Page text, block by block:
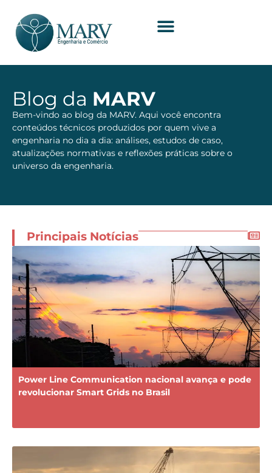
Blog da MARV
Bem-vindo ao blog da MARV. Aqui você encontra
conteúdos técnicos produzidos por quem vive a
engenharia no dia a dia: análises, estudos de caso,
atualizações normativas e reflexões práticas sobre o
universo da engenharia.
Principais Notícias
Power Line Communication nacional avança e pode
revolucionar Smart Grids no Brasil